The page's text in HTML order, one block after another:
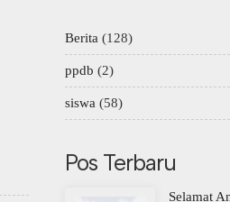
Berita (128)
ppdb (2)
siswa (58)
Pos Terbaru
Selamat